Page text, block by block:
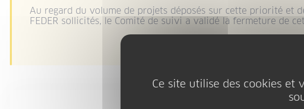
Au regard du volume de projets déposés sur cette priorité et
FEDER sollicités, le Comité de suivi a validé la fermeture de
Ce site utilise des cookies et